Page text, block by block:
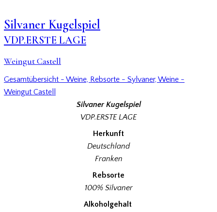
Silvaner Kugelspiel
VDP.ERSTE LAGE
Weingut Castell
Gesamtübersicht - Weine, Rebsorte - Sylvaner, Weine -
Weingut Castell
Silvaner Kugelspiel
VDP.ERSTE LAGE
Herkunft
Deutschland
Franken
Rebsorte
100% Silvaner
Alkoholgehalt